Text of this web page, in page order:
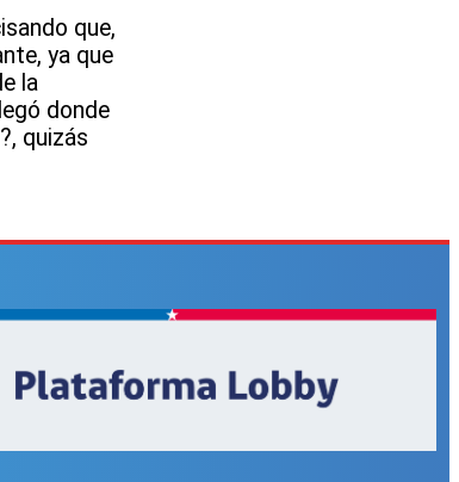
que,
ya que
la
donde
quizás